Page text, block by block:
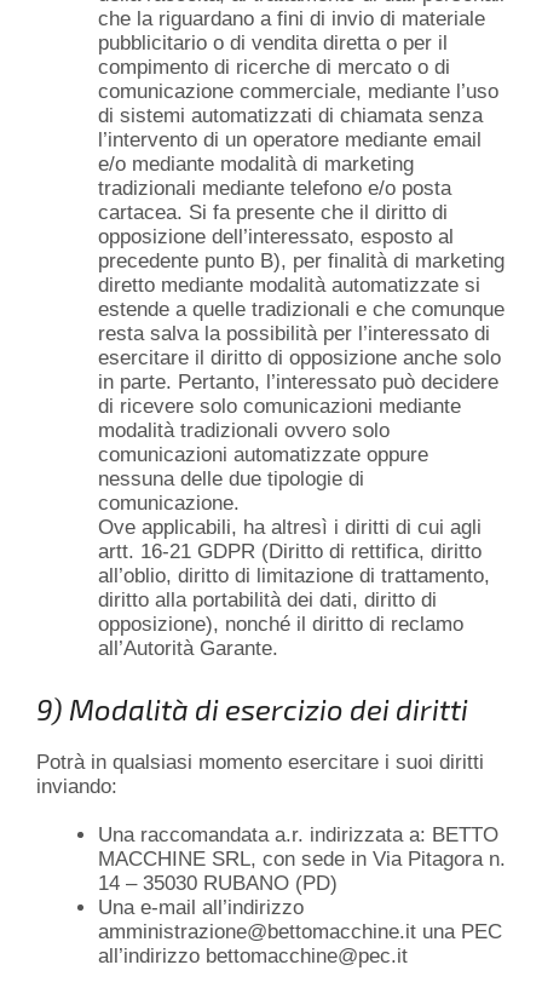
che la riguardano a fini di invio di materiale
pubblicitario o di vendita diretta o per il
compimento di ricerche di mercato o di
comunicazione commerciale, mediante l’uso
di sistemi automatizzati di chiamata senza
l’intervento di un operatore mediante email
e/o mediante modalità di marketing
tradizionali mediante telefono e/o posta
cartacea. Si fa presente che il diritto di
opposizione dell’interessato, esposto al
precedente punto B), per finalità di marketing
diretto mediante modalità automatizzate si
estende a quelle tradizionali e che comunque
resta salva la possibilità per l’interessato di
esercitare il diritto di opposizione anche solo
in parte. Pertanto, l’interessato può decidere
di ricevere solo comunicazioni mediante
modalità tradizionali ovvero solo
comunicazioni automatizzate oppure
nessuna delle due tipologie di
comunicazione.
Ove applicabili, ha altresì i diritti di cui agli
artt. 16-21 GDPR (Diritto di rettifica, diritto
all’oblio, diritto di limitazione di trattamento,
diritto alla portabilità dei dati, diritto di
opposizione), nonché il diritto di reclamo
all’Autorità Garante.
9) Modalità di esercizio dei diritti
Potrà in qualsiasi momento esercitare i suoi diritti
inviando:
Una raccomandata a.r. indirizzata a: BETTO
MACCHINE SRL, con sede in Via Pitagora n.
14 – 35030 RUBANO (PD)
Una e-mail all’indirizzo
amministrazione@bettomacchine.it una PEC
all’indirizzo bettomacchine@pec.it